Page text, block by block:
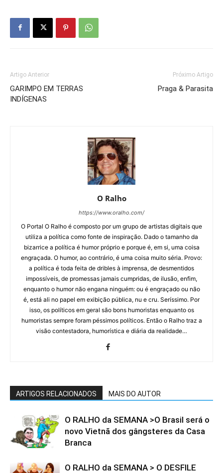
Artigo Anterior
GARIMPO EM TERRAS
INDÍGENAS
Próximo Artigo
Praga & Parasita
O Ralho
https://www.oralho.com/
O Portal O Ralho é composto por um grupo de artistas digitais que
utiliza a política como fonte de inspiração. Dado o tamanho da
bizarrice a política é humor próprio e porque é, em si, uma coisa
engraçada. O humor, ao contrário, é uma coisa muito séria. Provo:
a política é toda feita de dribles à imprensa, de desmentidos
impossíveis, de promessas jamais cumpridas, de ilusão, enfim,
enquanto o humor não engana ninguém: ou é engraçado ou não
é, está ali no papel em exibição pública, nu e cru. Seríssimo. Por
isso, os políticos em geral são bons humoristas enquanto os
humoristas sempre foram péssimos políticos. Então o Ralho traz a
visão contestadora, humorística e diária da realidade…
ARTIGOS RELACIONADOS MAIS DO AUTOR
O RALHO da SEMANA >O Brasil será o
novo Vietnã dos gângsteres da Casa
Branca
O RALHO da SEMANA > O DESFILE